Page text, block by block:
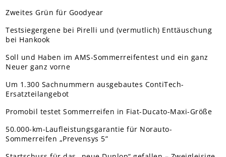
Zweites Grün für Goodyear
Testsiegergene bei Pirelli und (vermutlich) Enttäuschung
bei Hankook
Soll und Haben im AMS-Sommerreifentest und ein ganz
Neuer ganz vorne
Um 1.300 Sachnummern ausgebautes ContiTech-
Ersatzteilangebot
Promobil testet Sommerreifen in Fiat-Ducato-Maxi-Größe
50.000-km-Laufleistungsgarantie für Norauto-
Sommerreifen „Prevensys 5”